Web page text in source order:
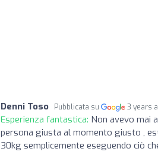
Denni Toso Pubblicata su 3 years
Esperienza fantastica: Non avevo mai
persona giusta al momento giusto ,
30kg semplicemente eseguendo ciò